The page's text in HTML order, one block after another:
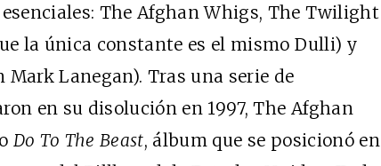
The Afghan Whigs, The Twilight
la única constante es el mismo Dulli) y
Lanegan). Tras una serie de
en su disolución en 1997, The Afghan
Do To The Beast, álbum que se posicionó en